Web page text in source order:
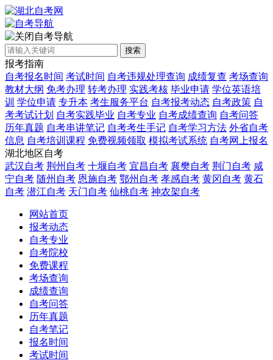
自考导航
搜索
报考指南
自考报名时间 考试时间 自考违规处理查询 成绩复查 考场查询
教材大纲 免考办理 转考办理 实践考核 毕业申请 学位英语培
训 学位申请 专升本 考生服务平台 自考报考动态 自考政策 自
考考试计划 自考实践毕业 自考专业 自考成绩查询 自考问答
历年真题 自考串讲笔记 自考考生手记 自考学习方法 外省自考
信息 自考培训课程 免费视频领取 模拟考试系统 自考网上报名
湖北地区自考
武汉自考 荆州自考 十堰自考 宜昌自考 襄樊自考 荆门自考 咸
宁自考 随州自考 恩施自考 鄂州自考 孝感自考 黄冈自考 黄石
自考 潜江自考 天门自考 仙桃自考 神农架自考
网站首页
报考动态
自考专业
自考院校
免费课程
考场查询
成绩查询
自考问答
历年真题
自考笔记
报名时间
考试时间